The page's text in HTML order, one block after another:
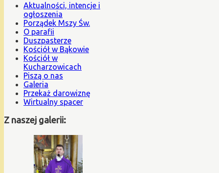
Aktualności, intencje i
ogłoszenia
Porządek Mszy Św.
O parafii
Duszpasterze
Kościół w Bąkowie
Kościół w
Kucharzowicach
Piszą o nas
Galeria
Przekaż darowiznę
Wirtualny spacer
Z naszej galerii: